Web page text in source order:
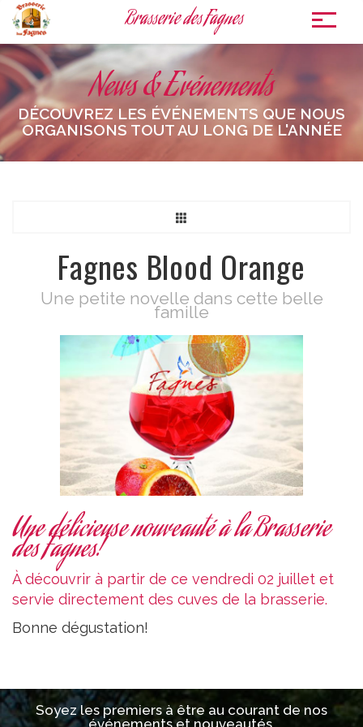
Brasserie des Fagnes
News & Evénements
DÉCOUVREZ LES ÉVÉNEMENTS QUE NOUS
ORGANISONS TOUT AU LONG DE L'ANNÉE
Fagnes Blood Orange
Une petite novelle dans cette belle
famille
Une délicieuse nouveauté à la Brasserie
des Fagnes!
À découvrir à partir de ce vendredi 02 juillet et
servie directement des cuves de la brasserie.
Bonne dégustation!
Soyez les premiers à être au courant de nos